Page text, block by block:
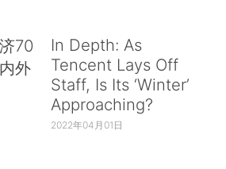
70
外
In Depth: As
Tencent Lays Off
Staff, Is Its ‘Winter’
Approaching?
2022年04月01日